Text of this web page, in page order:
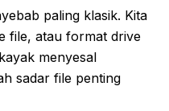
paling klasik. Kita
file, atau format drive
menyesal
sadar file penting